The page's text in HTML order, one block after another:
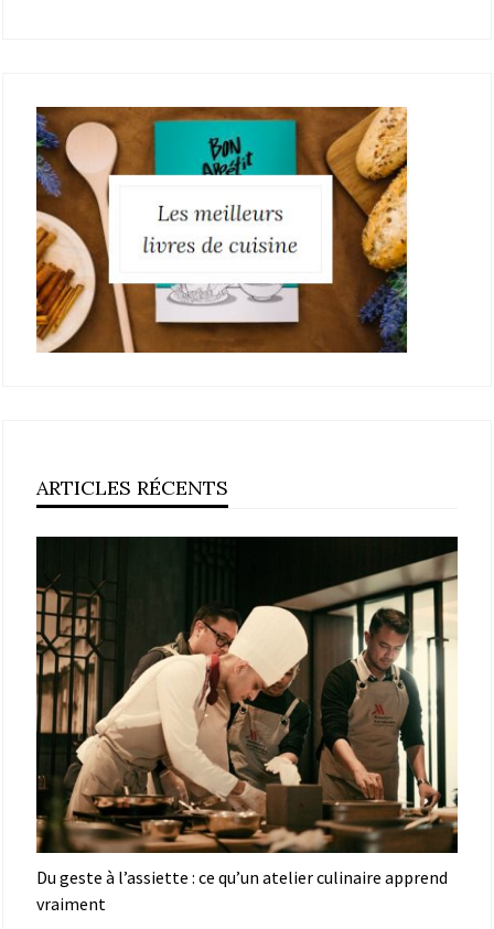
ARTICLES RÉCENTS
Du geste à l’assiette : ce qu’un atelier culinaire apprend
vraiment